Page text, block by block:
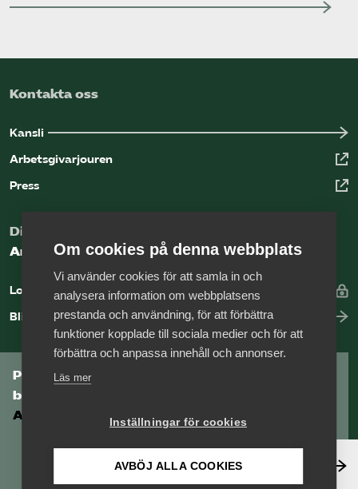
Kontakta oss
Kansli
Arbetsgivarjouren
Press
Digital kunskapsbank för arbetsgivare
Arbetsgivarguiden
Logga in
Bli medlem
Prenumerera på Tågföretagens
branschnyhetsbrev
Aktuell info direkt i din inkorg.
Anmäl dig här
Om cookies på denna webbplats
Vi använder cookies för att samla in och
analysera information om webbplatsens
prestanda och användning, för att förbättra
funktioner kopplade till sociala medier och för att
förbättra och anpassa innehåll och annonser.
Läs mer
Inställningar för cookies
AVBÖJ ALLA COOKIES